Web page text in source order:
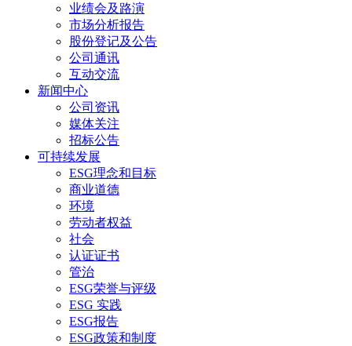
业绩会及路演
市场分析报告
股份登记及公告
公司通讯
互动交流
新闻中心
公司资讯
媒体关注
招标公告
可持续发展
ESG理念和目标
商业道德
环境
劳动者权益
社会
认证证书
管治
ESG荣誉与评级
ESG 实践
ESG报告
ESG政策和制度